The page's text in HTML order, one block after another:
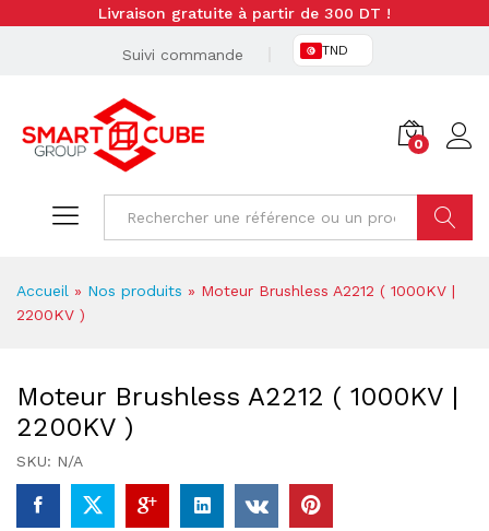
Livraison gratuite à partir de 300 DT !
Suivi commande TND
0
Accueil » Nos produits » Moteur Brushless A2212 ( 1000KV |
2200KV )
Moteur Brushless A2212 ( 1000KV |
2200KV )
SKU: N/A